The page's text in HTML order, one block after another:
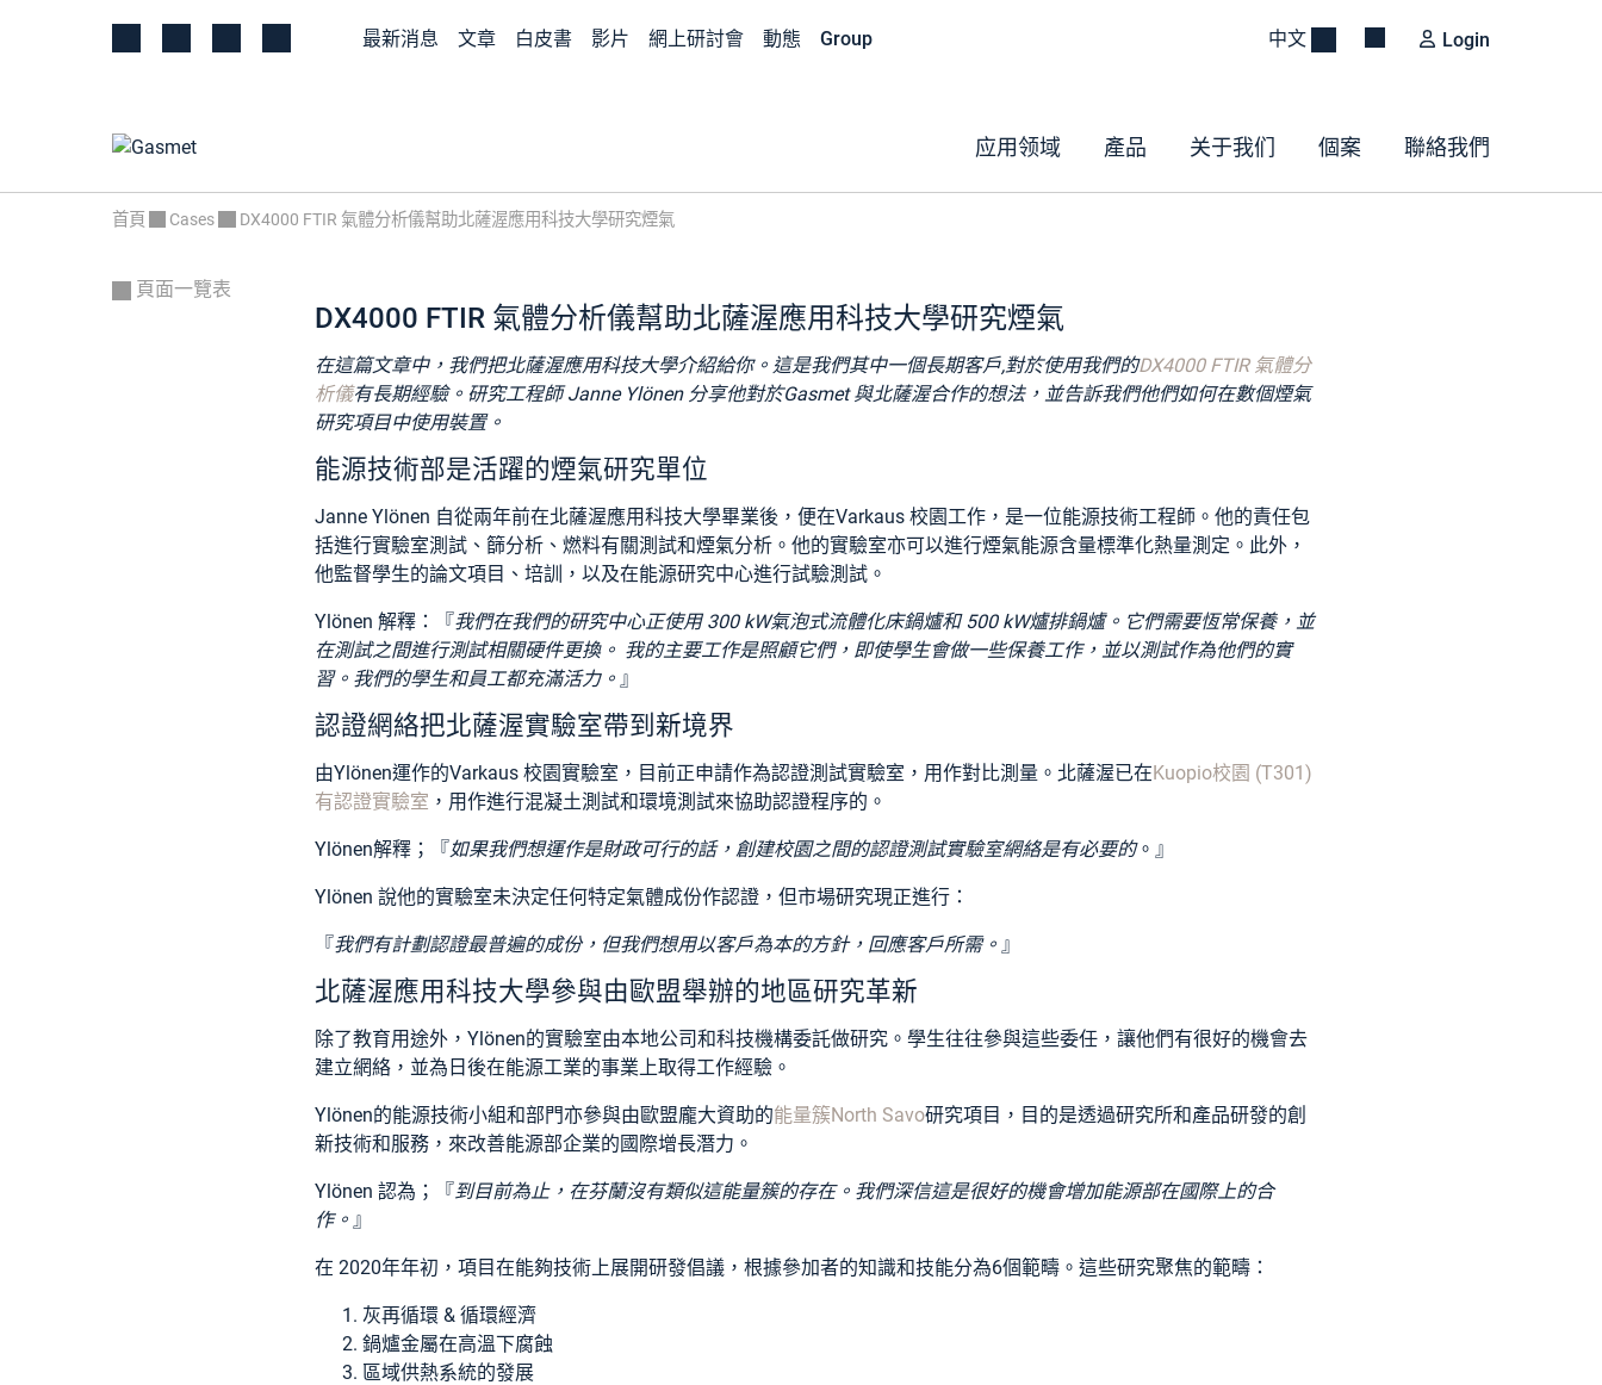
最新消息 文章 白皮書 影片 網上研討會 動態 Group 中文 Login
应用领域 產品 关于我们 個案 聯絡我們
首頁 Cases DX4000 FTIR 氣體分析儀幫助北薩渥應用科技大學研究煙氣
頁面一覽表
DX4000 FTIR 氣體分析儀幫助北薩渥應用科技大學研究煙氣
在這篇文章中，我們把北薩渥應用科技大學介紹給你。這是我們其中一個長期客戶,對於使用我們的DX4000 FTIR 氣體分
析儀有長期經驗。研究工程師 Janne Ylönen 分享他對於Gasmet 與北薩渥合作的想法，並告訴我們他們如何在數個煙氣
研究項目中使用裝置。
能源技術部是活躍的煙氣研究單位
Janne Ylönen 自從兩年前在北薩渥應用科技大學畢業後，便在Varkaus 校園工作，是一位能源技術工程師。他的責任包
括進行實驗室測試、篩分析、燃料有關測試和煙氣分析。他的實驗室亦可以進行煙氣能源含量標準化熱量測定。此外，
他監督學生的論文項目、培訓，以及在能源研究中心進行試驗測試。
Ylönen 解釋：『我們在我們的研究中心正使用 300 kW氣泡式流體化床鍋爐和 500 kW爐排鍋爐。它們需要恆常保養，並
在測試之間進行測試相關硬件更換。 我的主要工作是照顧它們，即使學生會做一些保養工作，並以測試作為他們的實
習。我們的學生和員工都充滿活力。 』
認證網絡把北薩渥實驗室帶到新境界
由Ylönen運作的Varkaus 校園實驗室，目前正申請作為認證測試實驗室，用作對比測量。北薩渥已在Kuopio校園 (T301)
有認證實驗室 ，用作進行混凝土測試和環境測試來協助認證程序的。
Ylönen解釋；『如果我們想運作是財政可行的話，創建校園之間的認證測試實驗室網絡是有必要的。』
Ylönen 說他的實驗室未決定任何特定氣體成份作認證，但市場研究現正進行：
『我們有計劃認證最普遍的成份，但我們想用以客戶為本的方針，回應客戶所需。 』
北薩渥應用科技大學參與由歐盟舉辦的地區研究革新
除了教育用途外，Ylönen的實驗室由本地公司和科技機構委託做研究。學生往往參與這些委任，讓他們有很好的機會去
建立網絡，並為日後在能源工業的事業上取得工作經驗。
Ylönen的能源技術小組和部門亦參與由歐盟龐大資助的能量簇North Savo研究項目，目的是透過研究所和產品研發的創
新技術和服務，來改善能源部企業的國際增長潛力。
Ylönen 認為；『到目前為止，在芬蘭沒有類似這能量簇的存在。我們深信這是很好的機會增加能源部在國際上的合
作。 』
在 2020年年初，項目在能夠技術上展開研發倡議，根據參加者的知識和技能分為6個範疇。這些研究聚焦的範疇：
灰再循環 & 循環經濟
鍋爐金屬在高溫下腐蝕
區域供熱系統的發展